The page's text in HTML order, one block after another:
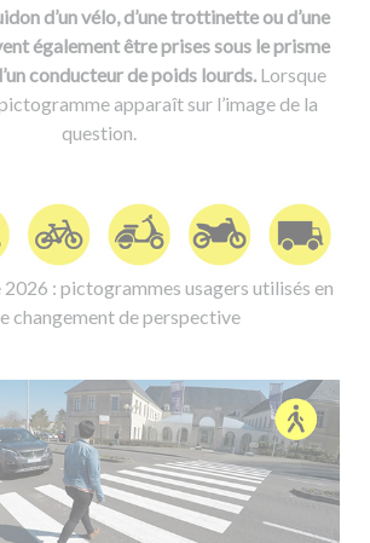
d’un vélo, d’une trottinette ou d’une
également être prises sous le prisme
conducteur de poids lourds.Lorsque
pictogramme apparaît sur l’image de la
question.
: pictogrammes usagers utilisés en
changement de perspective